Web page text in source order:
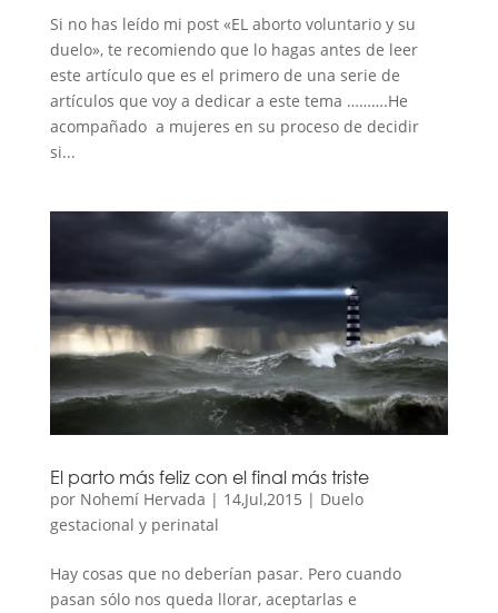
Si no has leído mi post «EL aborto voluntario y su
duelo», te recomiendo que lo hagas antes de leer
este artículo que es el primero de una serie de
artículos que voy a dedicar a este tema ……….He
acompañado a mujeres en su proceso de decidir
si...
El parto más feliz con el final más triste
por Nohemí Hervada | 14,Jul,2015 | Duelo
gestacional y perinatal
Hay cosas que no deberían pasar. Pero cuando
pasan sólo nos queda llorar, aceptarlas e